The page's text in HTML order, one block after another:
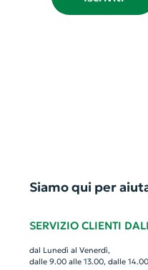
Siamo qui per
SERVIZIO CLIENTI
dal Lunedì al Venerdì,
dalle 9.00 alle 13.00, dalle